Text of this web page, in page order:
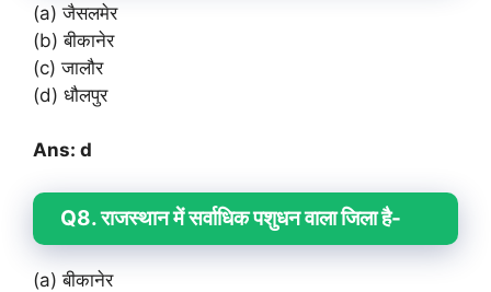
(a) जैसलमेर
(b) बीकानेर
(c) जालौर
(d) धौलपुर
Ans: d
Q8. राजस्थान में सर्वाधिक पशुधन वाला जिला है-
(a) बीकानेर